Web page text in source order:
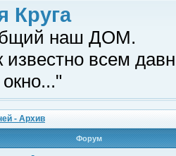
Круга
наш ДОМ.
всем
- Архив
Форум